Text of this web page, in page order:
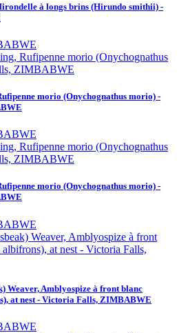
à longs brins (Hirundo smithii) -
morio (Onychognathus morio) -
morio (Onychognathus morio) -
Weaver, Amblyospize à front blanc
at nest - Victoria Falls, ZIMBABWE